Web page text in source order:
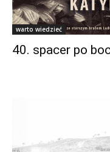
warto wiedzieć
40. spacer po